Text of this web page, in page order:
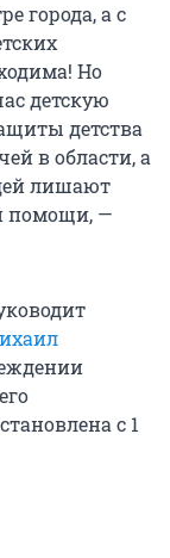
города, а с
Но
детскую
детства
в области, а
лишают
помощи, —
с 1